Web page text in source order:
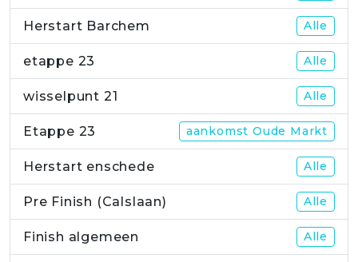
Herstart Barchem Alle
etappe 23 Alle
wisselpunt 21 Alle
Etappe 23 aankomst Oude Markt
Herstart enschede Alle
Pre Finish (Calslaan) Alle
Finish algemeen Alle